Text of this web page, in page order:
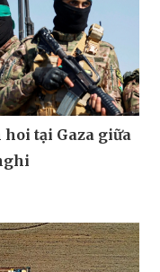
tại Gaza giữa